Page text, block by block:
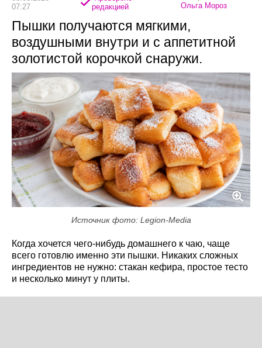
07:27
редакцией
Ольга Мороз
Пышки получаются мягкими,
воздушными внутри и с аппетитной
золотистой корочкой снаружи.
Источник фото: Legion-Media
Когда хочется чего-нибудь домашнего к чаю, чаще
всего готовлю именно эти пышки. Никаких сложных
ингредиентов не нужно: стакан кефира, простое тесто
и несколько минут у плиты.